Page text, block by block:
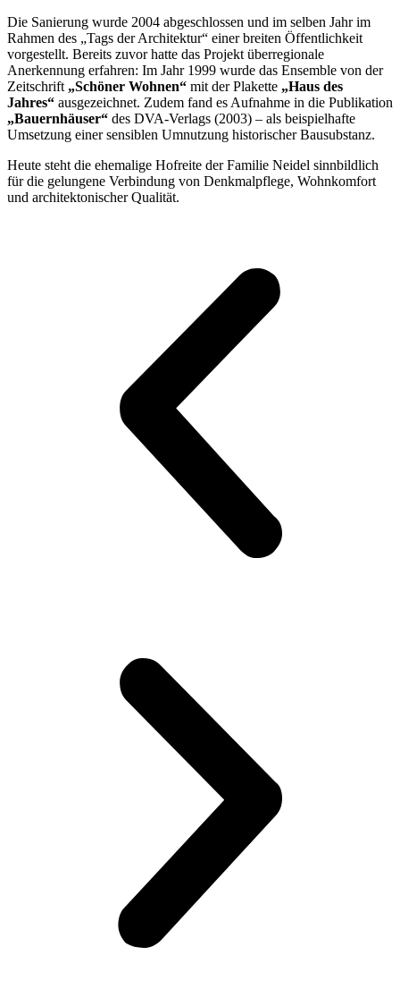
Die Sanierung wurde 2004 abgeschlossen und im selben Jahr im
Rahmen des „Tags der Architektur“ einer breiten Öffentlichkeit
vorgestellt. Bereits zuvor hatte das Projekt überregionale
Anerkennung erfahren: Im Jahr 1999 wurde das Ensemble von der
Zeitschrift „Schöner Wohnen“ mit der Plakette „Haus des
Jahres“ ausgezeichnet. Zudem fand es Aufnahme in die Publikation
„Bauernhäuser“ des DVA-Verlags (2003) – als beispielhafte
Umsetzung einer sensiblen Umnutzung historischer Bausubstanz.
Heute steht die ehemalige Hofreite der Familie Neidel sinnbildlich
für die gelungene Verbindung von Denkmalpflege, Wohnkomfort
und architektonischer Qualität.